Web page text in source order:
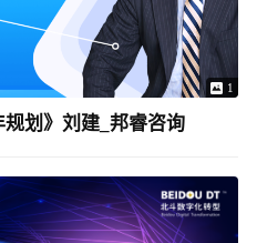
1
规划》刘建_邦睿咨询